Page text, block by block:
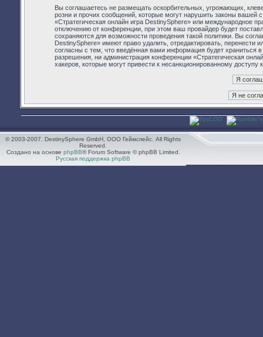
Вы соглашаетесь не размещать оскорбительных, угрожающих,
розни и прочих сообщений, которые могут нарушить законы вашей
«Стратегическая онлайн игра DestinySphere» или международное
отключению от конференции, при этом ваш провайдер будет
сохраняются для возможности проведения такой политики. Вы
DestinySphere» имеют право удалить, отредактировать,
согласны с тем, что введённая вами информация будет храниться
разрешения, ни администрация конференции «Стратегическая
хакеров, которые могут привести к несанкционированному доступу
© 2003-2007. DestinySphere GmbH, ООО Геймспейс. All Rights
Reserved.
Создано на основе phpBB® Forum Software © phpBB Limited.
Русская поддержка phpBB